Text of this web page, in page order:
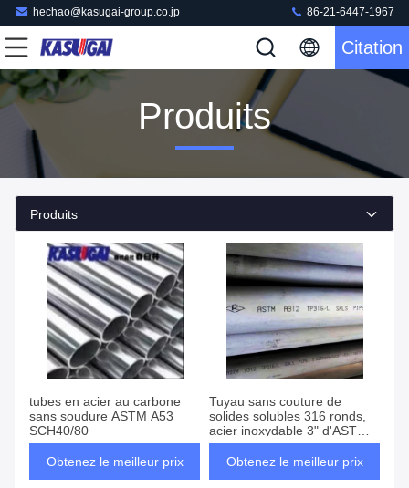
hechao@kasugai-group.co.jp 86-21-6447-1967
Citation
Produits
Produits
tubes en acier au carbone
sans soudure ASTM A53
SCH40/80
Obtenez le meilleur prix
Tuyau sans couture de
solides solubles 316 ronds,
acier inoxydable 3" d'ASTM
A213 tuyau de SCH 10S
Obtenez le meilleur prix